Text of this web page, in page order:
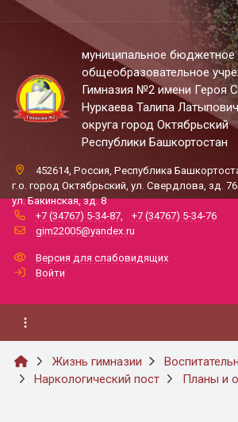
муниципальное бюджетное
общеобразовательное
Гимназия №2 имени Героя
Нуркаева Талипа
округа город Октябрьский
Республики Башкортостан
452614, Россия, Республика
г.о. город Октябрьский, ул. Свердлова, зд. 76
ул. Бакинская, зд. 8
+7 (34767) 5-34-87
+7 (34767) 5-34-76
gim22005@yandex.ru
Версия для слабовидящих
Войти
Жизнь гимназии
Наркологический пост
Планы и